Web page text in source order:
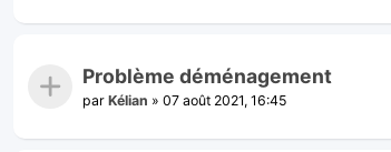
Problème déménagement
par Kélian » 07 août 2021, 16:45